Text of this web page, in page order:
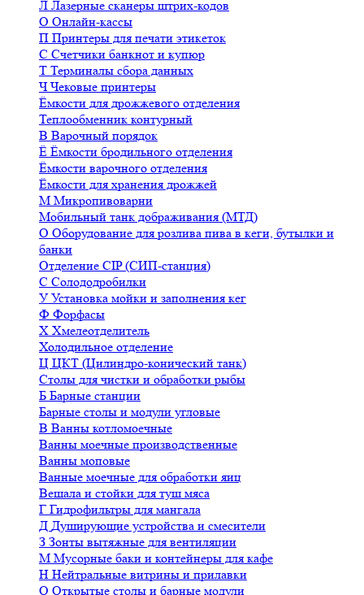
Л Лазерные сканеры штрих-кодов
О Онлайн-кассы
П Принтеры для печати этикеток
С Счетчики банкнот и купюр
Т Терминалы сбора данных
ЧЧековые принтеры
Ёмкости для дрожжевого отделения
Теплообменник контурный
В Варочный порядок
Ё Ёмкости бродильного отделения
Ёмкости варочного отделения
Ёмкости для хранения дрожжей
М Микропивоварни
Мобильный танк дображивания (МТД)
О Оборудование для розлива пива в кеги, бутылки и
банки
Отделение CIP (СИП-станция)
С Солододробилки
У Установка мойки и заполнения кег
Ф Форфасы
Х Хмелеотделитель
Холодильное отделение
Ц ЦКТ (Цилиндро-конический танк)
Столы для чистки и обработки рыбы
Б Барные станции
Барные столы и модули угловые
В Ванны котломоечные
Ванны моечные производственные
Ванны моповые
Ванные моечные для обработки яиц
Вешала и стойки для туш мяса
Г Гидрофильтры для мангала
Д Душирующие устройства и смесители
З Зонты вытяжные для вентиляции
М Мусорные баки и контейнеры для кафе
Н Нейтральные витрины и прилавки
О Открытые столы и барные модули